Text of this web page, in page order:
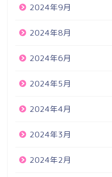
2024年9月
2024年8月
2024年6月
2024年5月
2024年4月
2024年3月
2024年2月